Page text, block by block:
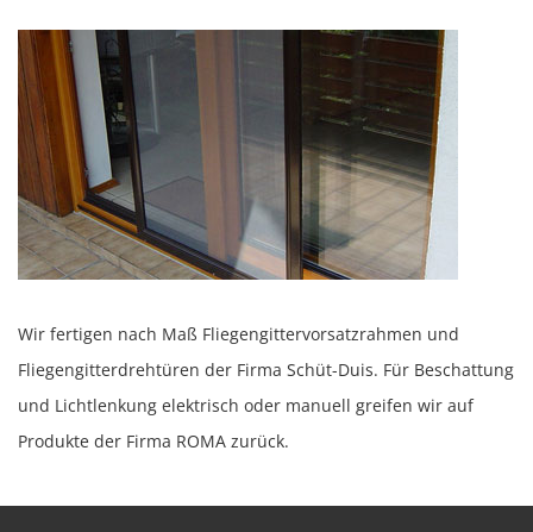
Wir fertigen nach Maß Fliegengittervorsatzrahmen und
Fliegengitterdrehtüren der Firma Schüt-Duis. Für Beschattung
und Lichtlenkung elektrisch oder manuell greifen wir auf
Produkte der Firma ROMA zurück.